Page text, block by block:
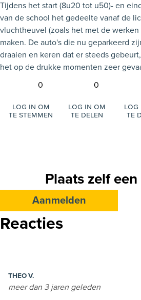
Tijdens het start (8u20 tot u50)- en
van de school het gedeelte vanaf de
vluchtheuvel (zoals het met de
maken. De auto's die nu geparkeerd
draaien en keren dat er steeds
het op de drukke momenten zeer
0
Log in om
te stemmen
0
Log in om
te delen
Log
te
Plaats zelf
Aanmelden
Reacties
THEO V.
meer dan 3 jaren geleden